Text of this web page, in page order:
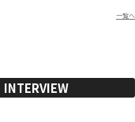
一覧へ
INTERVIEW